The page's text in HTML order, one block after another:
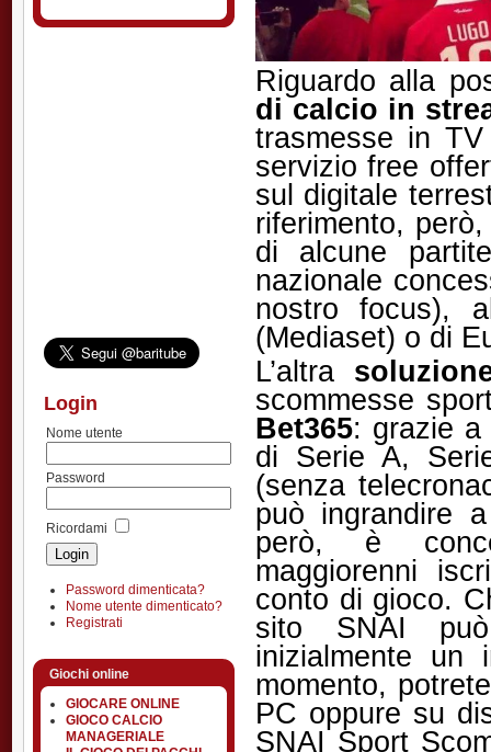
Login
Nome utente
Password
Ricordami
Password dimenticata?
Nome utente dimenticato?
Registrati
Giochi online
GIOCARE ONLINE
GIOCO CALCIO
MANAGERIALE
Riguardo alla
di calcio in
trasmesse in
servizio free
sul digitale
riferimento,
di alcune
nazionale
nostro focus),
(Mediaset) o di
L’altra
scommesse
Bet365: grazie a
di Serie A,
(senza
può ingrandire
però, è
maggiorenni
conto di gioco.
sito SNAI può
inizialmente un
momento,
PC oppure su
SNAI Sport